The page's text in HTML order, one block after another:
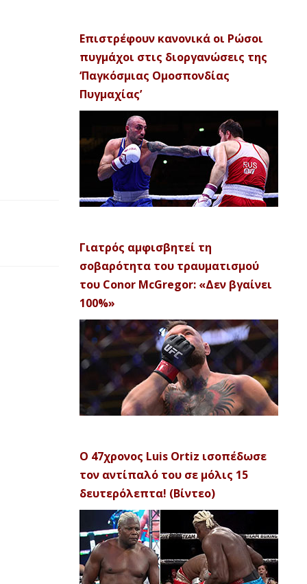
Επιστρέφουν κανονικά οι Ρώσοι
πυγμάχοι στις διοργανώσεις της
‘Παγκόσμιας Ομοσπονδίας
Πυγμαχίας’
Γιατρός αμφισβητεί τη
σοβαρότητα του τραυματισμού
του Conor McGregor: «Δεν βγαίνει
100%»
Ο 47χρονος Luis Ortiz ισοπέδωσε
τον αντίπαλό του σε μόλις 15
δευτερόλεπτα! (Βίντεο)